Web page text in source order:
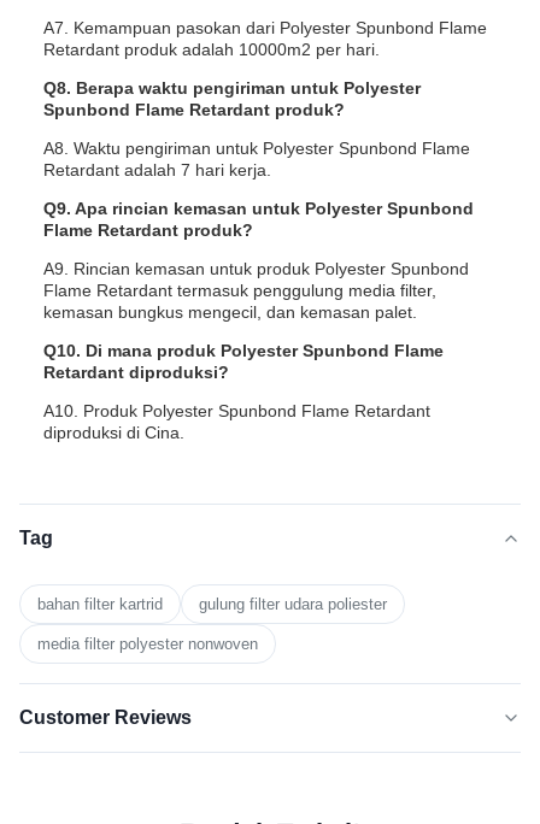
A7. Kemampuan pasokan dari Polyester Spunbond Flame
Retardant produk adalah 10000m2 per hari.
Q8. Berapa waktu pengiriman untuk Polyester
Spunbond Flame Retardant produk?
A8. Waktu pengiriman untuk Polyester Spunbond Flame
Retardant adalah 7 hari kerja.
Q9. Apa rincian kemasan untuk Polyester Spunbond
Flame Retardant produk?
A9. Rincian kemasan untuk produk Polyester Spunbond
Flame Retardant termasuk penggulung media filter,
kemasan bungkus mengecil, dan kemasan palet.
Q10. Di mana produk Polyester Spunbond Flame
Retardant diproduksi?
A10. Produk Polyester Spunbond Flame Retardant
diproduksi di Cina.
Tag
bahan filter kartrid gulung filter udara poliester
media filter polyester nonwoven
Customer Reviews